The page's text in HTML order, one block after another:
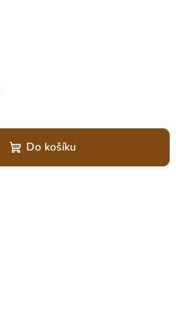
Do košíku